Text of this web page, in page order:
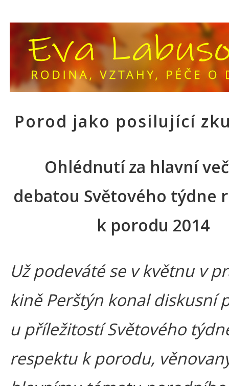
Porod jako posilující
Ohlédnutí za hlavní
debatou Světového týdne
k porodu 2014
Už podeváté se v květnu v
kině Perštýn konal diskusní
u příležitostí Světového
respektu k porodu,